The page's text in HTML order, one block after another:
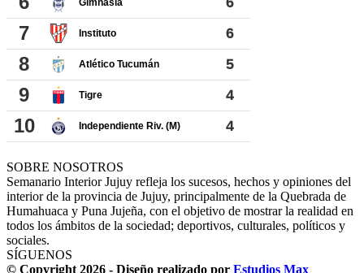
SOBRE NOSOTROS
Semanario Interior Jujuy refleja los sucesos, hechos y opiniones del
interior de la provincia de Jujuy, principalmente de la Quebrada de
Humahuaca y Puna Jujeña, con el objetivo de mostrar la realidad en
todos los ámbitos de la sociedad; deportivos, culturales, políticos y
sociales.
SÍGUENOS
© Copyright 2026 - Diseño realizado por Estudios Max